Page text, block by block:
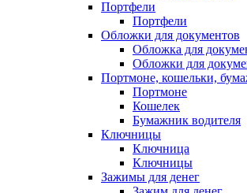
Портфели
Портфели
Обложки для документов
Обложка для
Обложки для
Портмоне, кошельки,
Портмоне
Кошелек
Бумажник водителя
Ключницы
Ключница
Ключницы
Зажимы для денег